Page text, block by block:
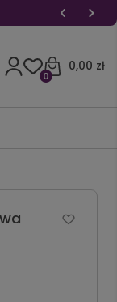
0,00 zł
0